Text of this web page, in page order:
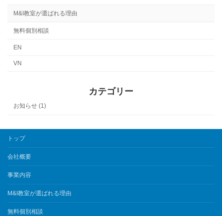
M&I教室が選ばれる理由
無料個別相談
EN
VN
カテゴリー
お知らせ (1)
トップ
会社概要
事業内容
M&I教室が選ばれる理由
無料個別相談